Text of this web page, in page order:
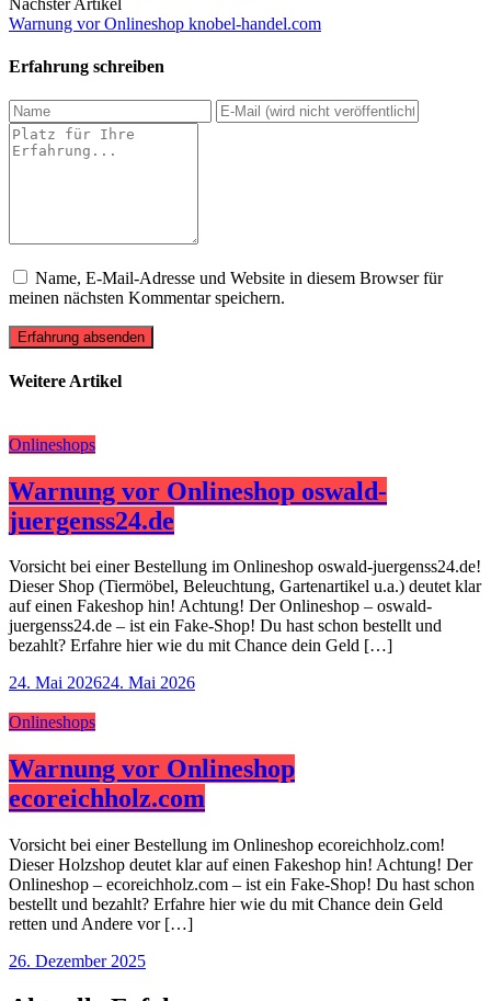
Warnung vor Onlineshop knobel-handel.com
Erfahrung schreiben
Name, E-Mail-Adresse und Website in diesem Browser für
meinen nächsten Kommentar speichern.
Erfahrung absenden
Weitere Artikel
Onlineshops
Warnung vor Onlineshop oswald-
juergenss24.de
Vorsicht bei einer Bestellung im Onlineshop oswald-juergenss24.de!
Dieser Shop (Tiermöbel, Beleuchtung, Gartenartikel u.a.) deutet klar
auf einen Fakeshop hin! Achtung! Der Onlineshop – oswald-
juergenss24.de – ist ein Fake-Shop! Du hast schon bestellt und
bezahlt? Erfahre hier wie du mit Chance dein Geld […]
24. Mai 202624. Mai 2026
Onlineshops
Warnung vor Onlineshop
ecoreichholz.com
Vorsicht bei einer Bestellung im Onlineshop ecoreichholz.com!
Dieser Holzshop deutet klar auf einen Fakeshop hin! Achtung! Der
Onlineshop – ecoreichholz.com – ist ein Fake-Shop! Du hast schon
bestellt und bezahlt? Erfahre hier wie du mit Chance dein Geld
retten und Andere vor […]
26. Dezember 2025